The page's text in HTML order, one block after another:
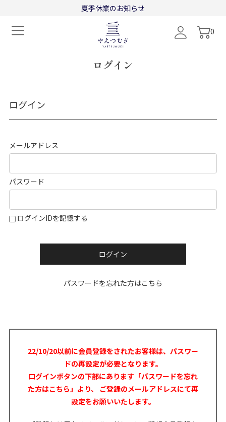
夏季休業のお知らせ
0
ログイン
ログイン
メールアドレス
パスワード
ログインIDを記憶する
ログイン
パスワードを忘れた方はこちら
22/10/20以前に会員登録をされたお客様は、パスワー
ドの再設定が必要となります。
ログインボタンの下部にあります「パスワードを忘れ
た方はこちら」より、
ご登録のメールアドレスにて再
設定をお願いいたします。